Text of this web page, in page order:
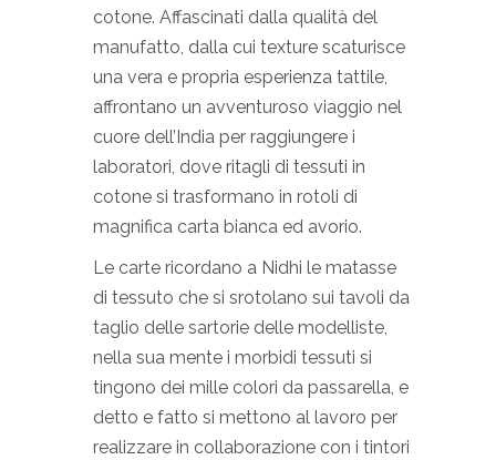
cotone. Affascinati dalla qualità del
manufatto, dalla cui texture scaturisce
una vera e propria esperienza tattile,
affrontano un avventuroso viaggio nel
cuore dell’India per raggiungere i
laboratori, dove ritagli di tessuti in
cotone si trasformano in rotoli di
magnifica carta bianca ed avorio.
Le carte ricordano a Nidhi le matasse
di tessuto che si srotolano sui tavoli da
taglio delle sartorie delle modelliste,
nella sua mente i morbidi tessuti si
tingono dei mille colori da passarella, e
detto e fatto si mettono al lavoro per
realizzare in collaborazione con i tintori